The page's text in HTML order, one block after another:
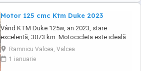
Motor 125 cmc Ktm Duke 2023
Vând KTM Duke 125w, an 2023, stare
excelentă, 3073 km. Motocicleta este ideală
pentru începători sau pentru oraș. Fără daune,
lovituri!
Ramnicu Valcea, Valcea
1 ianuarie